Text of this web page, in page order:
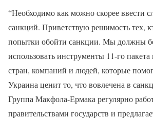
“Необходимо как можно скорее ввести
санкций. Приветствую решимость тех,
попытки обойти санкции. Мы должны
использовать инструменты 11-го пакета
стран, компаний и людей, которые
Украина ценит то, что вовлечена в
Группа Макфола-Ермака регулярно
правительствами государств и